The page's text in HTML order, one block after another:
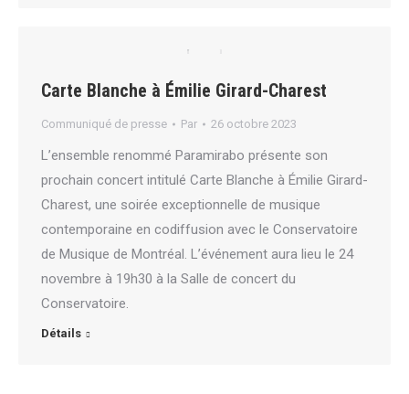
Carte Blanche à Émilie Girard-Charest
Communiqué de presse Par 26 octobre 2023
L’ensemble renommé Paramirabo présente son
prochain concert intitulé Carte Blanche à Émilie Girard-
Charest, une soirée exceptionnelle de musique
contemporaine en codiffusion avec le Conservatoire
de Musique de Montréal. L’événement aura lieu le 24
novembre à 19h30 à la Salle de concert du
Conservatoire.
Détails